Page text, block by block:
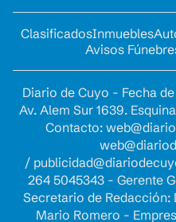
ClasificadosInmuebles
Avisos
Diario de Cuyo - Fecha
Av. Alem Sur 1639.
Contacto:
/
264 5045343 - Gerente
Secretario de Redacción:
Mario Romero -